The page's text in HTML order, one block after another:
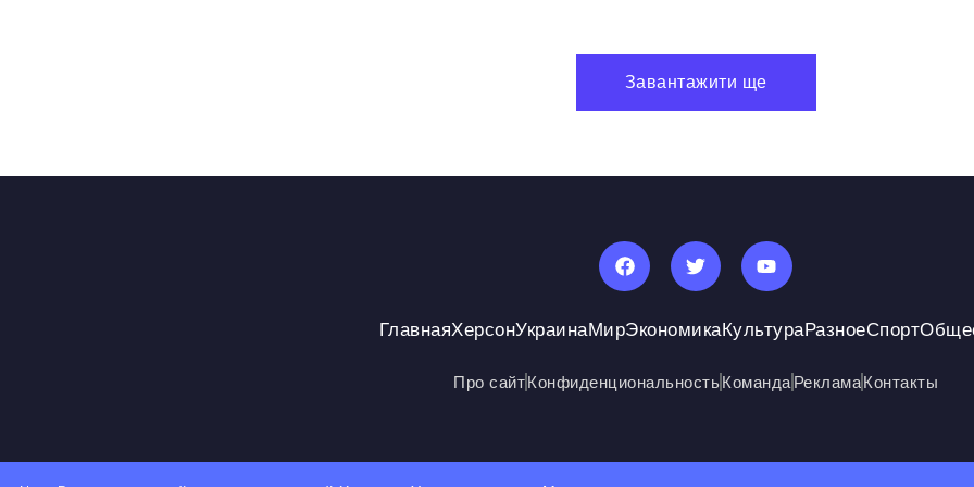
Завантажити ще
ГлавнаяХерсонУкраинаМирЭкономикаКультураРазноеСпорт
Про сайтКонфиденциональностьКомандаРекламаКонтакты